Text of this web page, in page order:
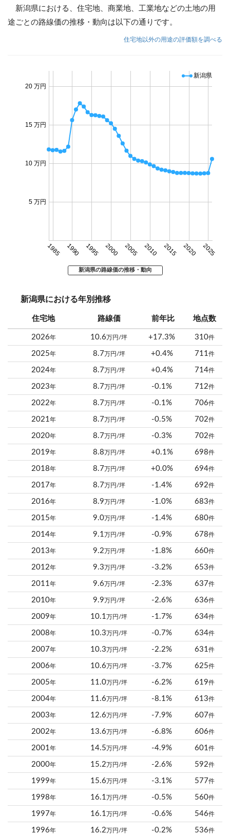
新潟県における、住宅地、商業地、工業地などの土地の用
途ごとの路線価の推移・動向は以下の通りです。
住宅地以外の用途の評価額を調べる
1985 1990 1995 2000 2005 2010 2015 2020 2025
5 万円
10 万円
15 万円
20 万円
新潟県
新潟県の路線価の推移・動向
新潟県における年別推移
住宅地 路線価 前年比 地点数
2026年 10.6 万円/坪 +17.3% 310件
2025年 8.7 万円/坪 +0.4% 711件
2024年 8.7 万円/坪 +0.4% 714件
2023年 8.7 万円/坪 -0.1% 712件
2022年 8.7 万円/坪 -0.1% 706件
2021年 8.7 万円/坪 -0.5% 702件
2020年 8.7 万円/坪 -0.3% 702件
2019年 8.8 万円/坪 +0.1% 698件
2018年 8.7 万円/坪 +0.0% 694件
2017年 8.7 万円/坪 -1.4% 692件
2016年 8.9 万円/坪 -1.0% 683件
2015年 9.0万円/坪 -1.4% 680件
2014年 9.1 万円/坪 -0.9% 678件
2013年 9.2 万円/坪 -1.8% 660件
2012年 9.3 万円/坪 -3.2% 653件
2011年 9.6 万円/坪 -2.3% 637件
2010年 9.9 万円/坪 -2.6% 636件
2009年 10.1 万円/坪 -1.7% 634件
2008年 10.3 万円/坪 -0.7% 634件
2007年 10.3 万円/坪 -2.2% 631件
2006年 10.6 万円/坪 -3.7% 625件
2005年 11.0 万円/坪 -6.2% 619件
2004年 11.6 万円/坪 -8.1% 613件
2003年 12.6 万円/坪 -7.9% 607件
2002年 13.6 万円/坪 -6.8% 606件
2001年 14.5 万円/坪 -4.9% 601件
2000年 15.2 万円/坪 -2.6% 592件
1999年 15.6 万円/坪 -3.1% 577件
1998年 16.1 万円/坪 -0.5% 560件
1997年 16.1 万円/坪 -0.6% 546件
1996年 16.2 万円/坪 -0.2% 536件